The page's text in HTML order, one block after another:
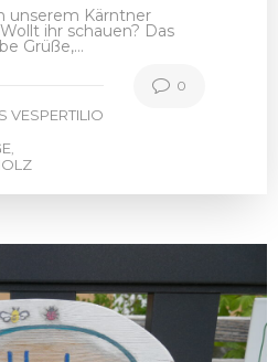
unserem Kärntner
ihr schauen? Das
Grüße,…
VESPERTILIO
,
0